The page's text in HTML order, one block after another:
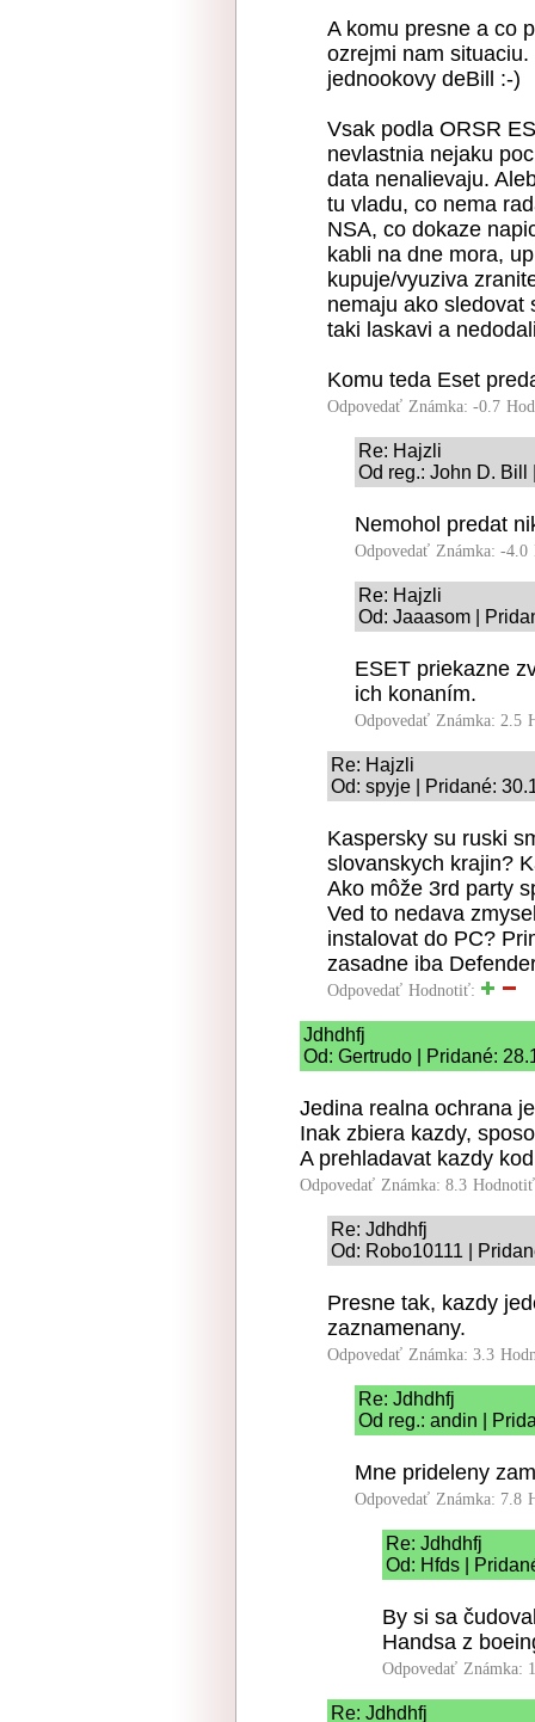
A komu presne a co
ozrejmi nam
jednookovy deBill :-)
Vsak podla ORSR
nevlastnia nejaku
data nenalievaju.
tu vladu, co nema
NSA, co dokaze
kabli na dne mora,
kupuje/vyuziva
nemaju ako sledovat
taki laskavi a
Komu teda Eset
Odpovedať Známka: -0.7
Re: Hajzli
Od reg.: John D. Bill
Nemohol predat
Odpovedať Známka: -4.0
Re: Hajzli
Od: Jaaasom |
ESET priekazne
ich konaním.
Odpovedať Známka: 2.5
Re: Hajzli
Od: spyje | Pridané:
Kaspersky su ruski
slovanskych krajin?
Ako môže 3rd party
Ved to nedava
instalovat do PC?
zasadne iba
Odpovedať Hodnotiť:
Jdhdhfj
Od: Gertrudo | Pridané:
Jedina realna ochrana
Inak zbiera kazdy,
A prehladavat kazdy
Odpovedať Známka: 8.3
Re: Jdhdhfj
Od: Robo10111 |
Presne tak, kazdy
zaznamenany.
Odpovedať Známka: 3.3
Re: Jdhdhfj
Od reg.: andin |
Mne prideleny
Odpovedať Známka: 7.8
Re: Jdhdhfj
Od: Hfds |
By si sa
Handsa z
Odpovedať Známka:
Re: Jdhdhfj